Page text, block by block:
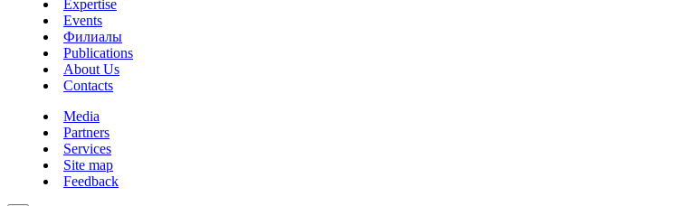
Expertise
Events
Филиалы
Publications
About Us
Contacts
Media
Partners
Services
Site map
Feedback